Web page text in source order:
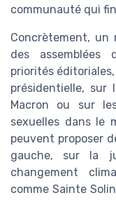
communauté qui
Concrètement, un
des assemblées
priorités
présidentielle, sur
Macron ou sur
sexuelles dans le
peuvent proposer
gauche, sur la
changement
comme Sainte